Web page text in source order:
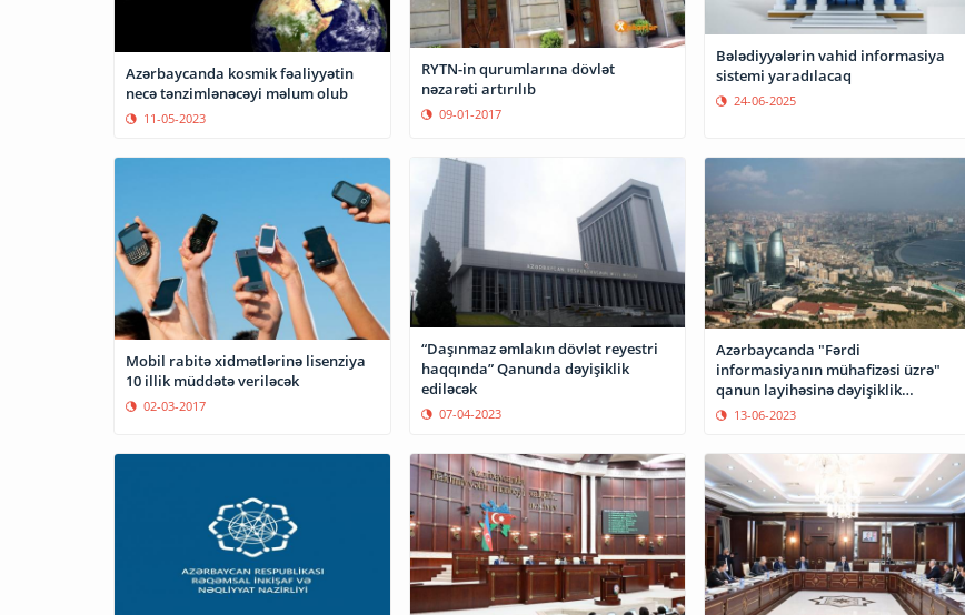
Azərbaycanda kosmik fəaliyyətin
necə tənzimlənəcəyi məlum olub
11-05-2023
RYTN-in qurumlarına dövlət
nəzarəti artırılıb
09-01-2017
Bələdiyyələrin vahid informasiya
sistemi yaradılacaq
24-06-2025
Mobil rabitə xidmətlərinə lisenziya
10 illik müddətə veriləcək
02-03-2017
“Daşınmaz əmlakın dövlət reyestri
haqqında” Qanunda dəyişiklik
ediləcək
07-04-2023
Azərbaycanda "Fərdi
informasiyanın mühafizəsi üzrə"
qanun layihəsinə dəyişiklik
hazırlanır
13-06-2023